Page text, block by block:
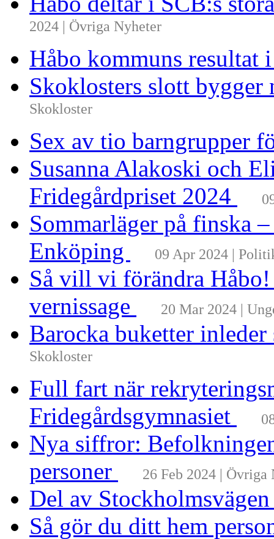
2024 | Övriga Nyheter
Håbo kommuns resultat
Skoklosters slott
Skokloster
Sex av tio barngrupper
Susanna Alakoski och
Fridegårdpriset 2024
Sommarläger på finska
Enköping
09 Apr 2024 |
Så vill vi förändra
vernissage
20 Mar 2024 |
Barocka buketter
Skokloster
Full fart när
Fridegårdsgymnasiet
Nya siffror:
personer
26 Feb 2024 | Övriga
Del av
Så gör du ditt hem